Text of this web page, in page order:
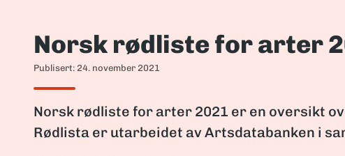
Norsk rødliste for arter
Publisert: 24. november 2021
Norsk rødliste for arter 2021 er en oversikt
Rødlista er utarbeidet av Artsdatabanken i